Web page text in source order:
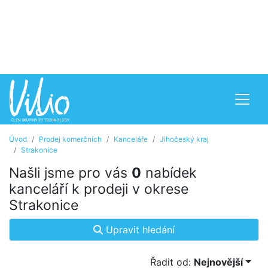
Úvod Prodej komerčních Kanceláře
Jihočeský kraj
Strakonice
Našli jsme pro vás 0 nabídek
kanceláří k prodeji v okrese
Strakonice
Upravit hledání
Řadit od: Nejnovější